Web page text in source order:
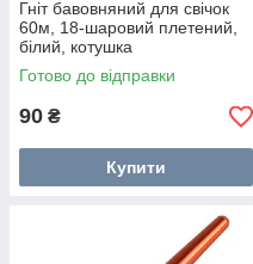
Гніт бавовняний для свічок
60м, 18-шаровий плетений,
білий, котушка
Готово до відправки
90 ₴
Купити